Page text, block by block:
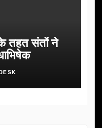
तहत संतों ने